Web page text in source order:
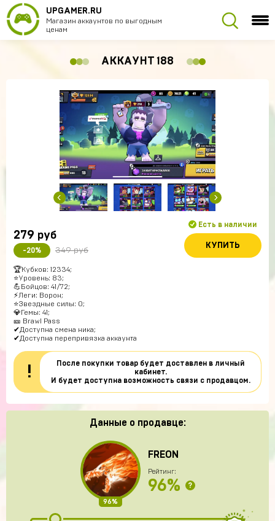
UPGAMER.RU
Магазин аккаунтов по выгодным
ценам
АККАУНТ 188
279 руб
-20% 349 руб
Есть в наличии
КУПИТЬ
🏆Кубков: 12334;
⭐Уровень: 83;
💪Бойцов: 41/72;
⚡Леги: Ворон;
⭐Звездные силы: 0;
💎Гемы: 41;
🎫 Brawl Pass
✔Доступна смена ника;
✔Доступна перепривязка аккаунта
!
После покупки товар будет доставлен в личный
кабинет.
И будет доступна возможность связи с продавцом.
Данные о продавце:
96%
FREON
Рейтинг:
96% ?